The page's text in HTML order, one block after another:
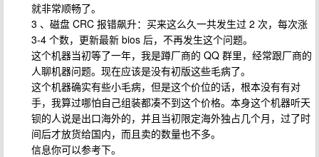
就非常顺畅了。
3 、磁盘 CRC 报错飙升：买来这么久一共发生过 2 次，每次涨
3-4 个数，更新最新 bios 后，不再发生这个问题。
这个机器当初等了一年，我是蹲厂商的 QQ 群里，经常跟厂商的
人聊机器问题。现在应该是没有初版这些毛病了。
这个机器确实有些小毛病，但是这个价位的话，根本没有有对
手，我算过哪怕自己组装都凑不到这个价格。本身这个机器听天
钡的人说是出口海外的，并且当初限定海外独占几个月，过了时
间后才放货给国内，而且卖的数量也不多。
信息你可以参考下。